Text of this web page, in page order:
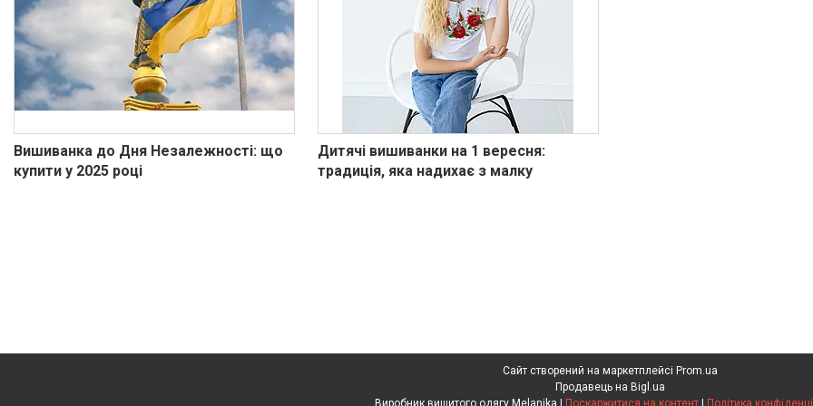
Вишиванка до Дня Незалежності: що
купити у 2025 році
Дитячі вишиванки на 1 вересня:
традиція, яка надихає з малку
Сайт створений на маркетплейсі Prom.ua
Продавець на Bigl.ua
Поскаржитися на контент Політика